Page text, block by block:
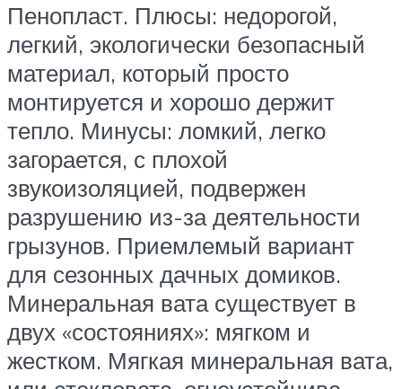
Пенопласт. Плюсы: недорогой,
легкий, экологически безопасный
материал, который просто
монтируется и хорошо держит
тепло. Минусы: ломкий, легко
загорается, с плохой
звукоизоляцией, подвержен
разрушению из-за деятельности
грызунов. Приемлемый вариант
для сезонных дачных домиков.
Минеральная вата существует в
двух «состояниях»: мягком и
жестком. Мягкая минеральная вата,